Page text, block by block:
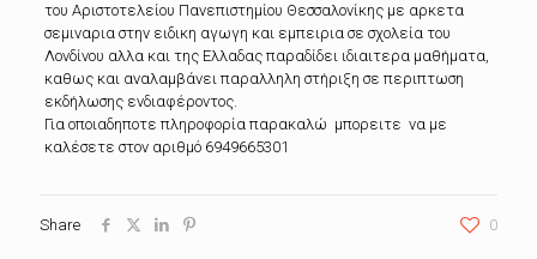
του Αριστοτελείου Πανεπιστημίου Θεσσαλονίκης με αρκετα
σεμιναρια στην ειδικη αγωγη και εμπειρια σε σχολεία του
Λονδίνου αλλα και της Ελλαδας παραδίδει ιδιαιτερα μαθήματα,
καθως και αναλαμβάνει παραλληλη στήριξη σε περιπτωση
εκδήλωσης ενδιαφέροντος.
Για οποιαδηποτε πληροφορία παρακαλώ μπορειτε να με
καλέσετε στον αριθμό 6949665301
Share 0